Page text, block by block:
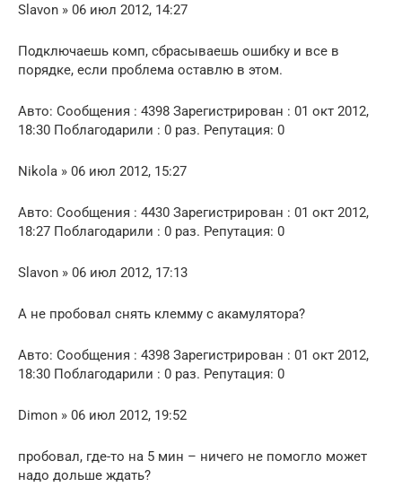
Slavon » 06 июл 2012, 14:27
Подключаешь комп, сбрасываешь ошибку и все в
порядке, если проблема оставлю в этом.
Авто: Сообщения : 4398 Зарегистрирован : 01 окт 2012,
18:30 Поблагодарили : 0 раз. Репутация: 0
Nikola » 06 июл 2012, 15:27
Авто: Сообщения : 4430 Зарегистрирован : 01 окт 2012,
18:27 Поблагодарили : 0 раз. Репутация: 0
Slavon » 06 июл 2012, 17:13
А не пробовал снять клемму с акамулятора?
Авто: Сообщения : 4398 Зарегистрирован : 01 окт 2012,
18:30 Поблагодарили : 0 раз. Репутация: 0
Dimon » 06 июл 2012, 19:52
пробовал, где-то на 5 мин – ничего не помогло может
надо дольше ждать?